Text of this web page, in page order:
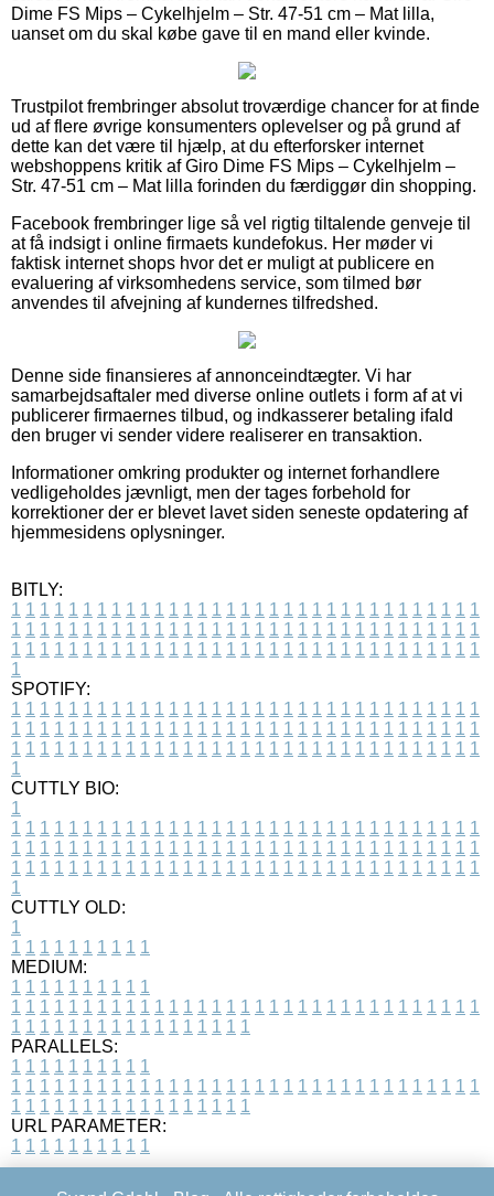
Dime FS Mips – Cykelhjelm – Str. 47-51 cm – Mat lilla,
uanset om du skal købe gave til en mand eller kvinde.
Trustpilot frembringer absolut troværdige chancer for at finde
ud af flere øvrige konsumenters oplevelser og på grund af
dette kan det være til hjælp, at du efterforsker internet
webshoppens kritik af Giro Dime FS Mips – Cykelhjelm –
Str. 47-51 cm – Mat lilla forinden du færdiggør din shopping.
Facebook frembringer lige så vel rigtig tiltalende genveje til
at få indsigt i online firmaets kundefokus. Her møder vi
faktisk internet shops hvor det er muligt at publicere en
evaluering af virksomhedens service, som tilmed bør
anvendes til afvejning af kundernes tilfredshed.
Denne side finansieres af annonceindtægter. Vi har
samarbejdsaftaler med diverse online outlets i form af at vi
publicerer firmaernes tilbud, og indkasserer betaling ifald
den bruger vi sender videre realiserer en transaktion.
Informationer omkring produkter og internet forhandlere
vedligeholdes jævnligt, men der tages forbehold for
korrektioner der er blevet lavet siden seneste opdatering af
hjemmesidens oplysninger.
BITLY:
1 1 1 1 1 1 1 1 1 1 1 1 1 1 1 1 1 1 1 1 1 1 1 1 1 1 1 1 1 1 1 1 1
1 1 1 1 1 1 1 1 1 1 1 1 1 1 1 1 1 1 1 1 1 1 1 1 1 1 1 1 1 1 1 1 1
1 1 1 1 1 1 1 1 1 1 1 1 1 1 1 1 1 1 1 1 1 1 1 1 1 1 1 1 1 1 1 1 1
1
SPOTIFY:
1 1 1 1 1 1 1 1 1 1 1 1 1 1 1 1 1 1 1 1 1 1 1 1 1 1 1 1 1 1 1 1 1
1 1 1 1 1 1 1 1 1 1 1 1 1 1 1 1 1 1 1 1 1 1 1 1 1 1 1 1 1 1 1 1 1
1 1 1 1 1 1 1 1 1 1 1 1 1 1 1 1 1 1 1 1 1 1 1 1 1 1 1 1 1 1 1 1 1
1
CUTTLY BIO:
1
1 1 1 1 1 1 1 1 1 1 1 1 1 1 1 1 1 1 1 1 1 1 1 1 1 1 1 1 1 1 1 1 1
1 1 1 1 1 1 1 1 1 1 1 1 1 1 1 1 1 1 1 1 1 1 1 1 1 1 1 1 1 1 1 1 1
1 1 1 1 1 1 1 1 1 1 1 1 1 1 1 1 1 1 1 1 1 1 1 1 1 1 1 1 1 1 1 1 1
1
CUTTLY OLD:
1
1 1 1 1 1 1 1 1 1 1
MEDIUM:
1 1 1 1 1 1 1 1 1 1
1 1 1 1 1 1 1 1 1 1 1 1 1 1 1 1 1 1 1 1 1 1 1 1 1 1 1 1 1 1 1 1 1
1 1 1 1 1 1 1 1 1 1 1 1 1 1 1 1 1
PARALLELS:
1 1 1 1 1 1 1 1 1 1
1 1 1 1 1 1 1 1 1 1 1 1 1 1 1 1 1 1 1 1 1 1 1 1 1 1 1 1 1 1 1 1 1
1 1 1 1 1 1 1 1 1 1 1 1 1 1 1 1 1
URL PARAMETER:
1 1 1 1 1 1 1 1 1 1